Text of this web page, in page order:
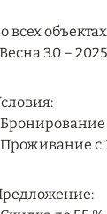
всех
3.0 –
Бронирование
Проживание с